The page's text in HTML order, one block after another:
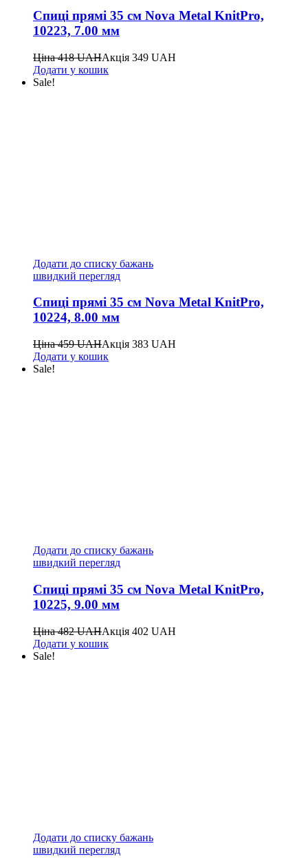
Спиці прямі 35 см Nova Metal KnitPro,
10223, 7.00 мм
Ціна418UAHАкція 349 UAH
Додати у кошик
Sale!
Додати до списку бажань
швидкий перегляд
Спиці прямі 35 см Nova Metal KnitPro,
10224, 8.00 мм
Ціна459UAHАкція 383 UAH
Додати у кошик
Sale!
Додати до списку бажань
швидкий перегляд
Спиці прямі 35 см Nova Metal KnitPro,
10225, 9.00 мм
Ціна482UAHАкція 402 UAH
Додати у кошик
Sale!
Додати до списку бажань
швидкий перегляд